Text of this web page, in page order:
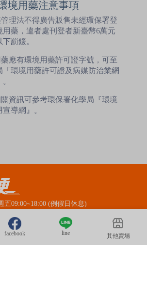
facebook line 其他賣場
境用藥注意事項
理法不得廣告販售未經環保署登
用藥，違者處刊登者新臺幣6萬元
罰鍰。
應有環境用藥許可證字號，可至
「環境用藥許可證及病媒防治業網
資訊可參考環保署化學局『環境
導網』。
五09:00~18:00 (例假日休息)